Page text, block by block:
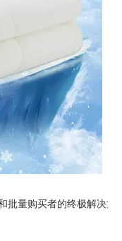
批量购买者的终极解决